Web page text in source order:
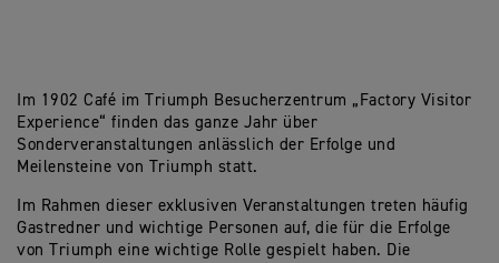
Im 1902 Café im Triumph Besucherzentrum „Factory Visitor
Experience“ finden das ganze Jahr über
Sonderveranstaltungen anlässlich der Erfolge und
Meilensteine von Triumph statt.
Im Rahmen dieser exklusiven Veranstaltungen treten häufig
Gastredner und wichtige Personen auf, die für die Erfolge
von Triumph eine wichtige Rolle gespielt haben. Die